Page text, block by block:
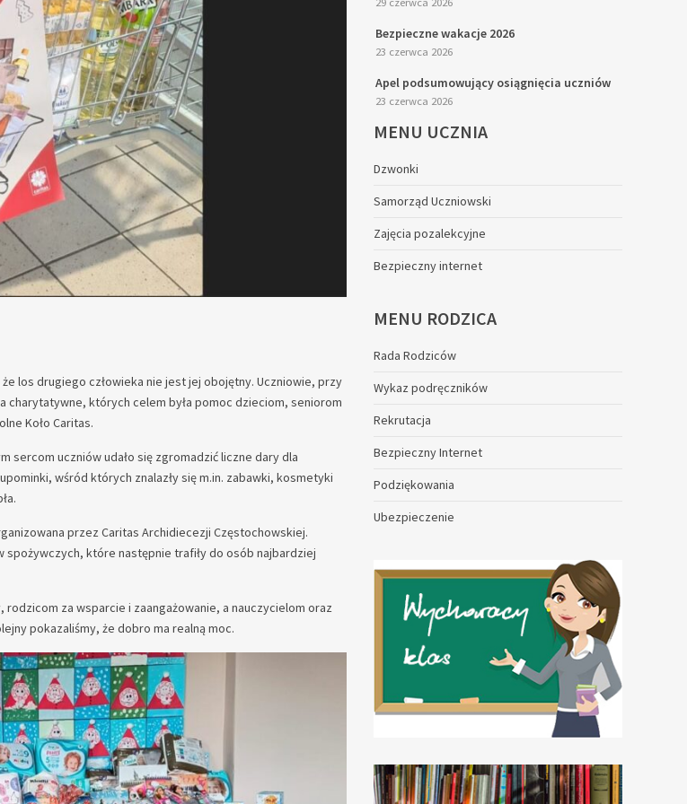
los drugiego człowieka nie jest jej obojętny. Uczniowie, przy
charytatywne, których celem była pomoc dzieciom, seniorom
Koło Caritas.
sercom uczniów udało się zgromadzić liczne dary dla
wśród których znalazły się m.in. zabawki, kosmetyki
przez Caritas Archidiecezji Częstochowskiej.
spożywczych, które następnie trafiły do osób najbardziej
za wsparcie i zaangażowanie, a nauczycielom oraz
pokazaliśmy, że dobro ma realną moc.
Bezpieczne wakacje 2026
23 czerwca 2026
Apel podsumowujący osiągnięcia uczniów
23 czerwca 2026
MENU UCZNIA
Dzwonki
Samorząd Uczniowski
Zajęcia pozalekcyjne
Bezpieczny internet
MENU RODZICA
Rada Rodziców
Wykaz podręczników
Rekrutacja
Bezpieczny Internet
Podziękowania
Ubezpieczenie